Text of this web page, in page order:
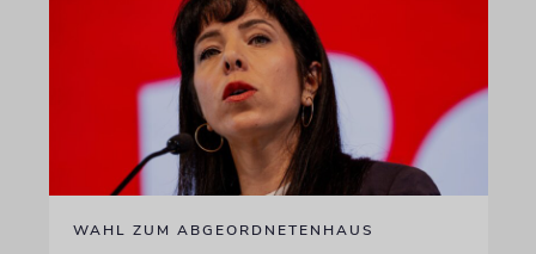
WAHL ZUM ABGEORDNETENHAUS